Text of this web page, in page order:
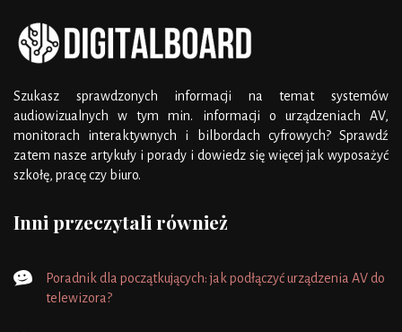
Szukasz sprawdzonych informacji na temat systemów
audiowizualnych w tym min. informacji o urządzeniach AV,
monitorach interaktywnych i bilbordach cyfrowych? Sprawdź
zatem nasze artykuły i porady i dowiedz się więcej jak wyposażyć
szkołę, pracę czy biuro.
Inni przeczytali również
Poradnik dla początkujących: jak podłączyć urządzenia AV do
telewizora?